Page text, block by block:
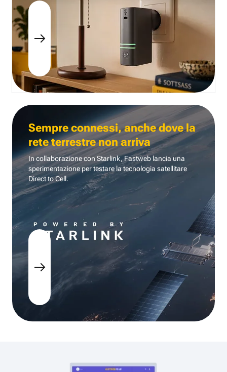
Sempre connessi, anche dove la
rete terrestre non arriva
In collaborazione con Starlink, Fastweb lancia una
sperimentazione per testare la tecnologia satellitare
Direct to Cell.